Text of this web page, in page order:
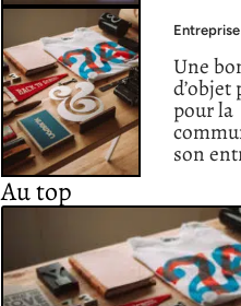
Entreprise
Une
pour la
son
Au top